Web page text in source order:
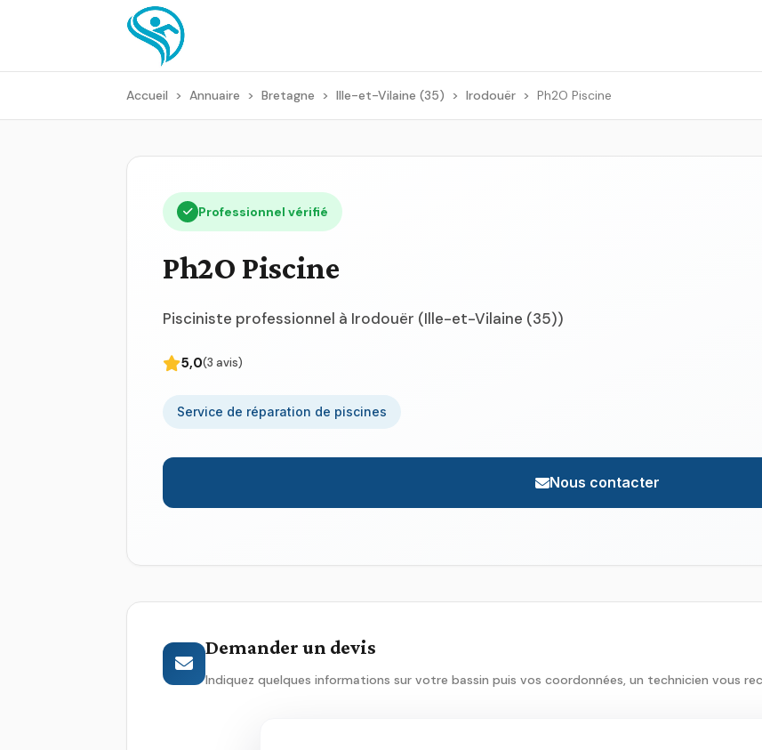
Accueil > Annuaire > Bretagne > Ille-et-Vilaine (35) > Irodouër > Ph2O Piscine
Professionnel vérifié
Ph2O Piscine
Pisciniste professionnel à Irodouër (Ille-et-Vilaine (35))
5,0(3 avis)
Service de réparation de piscines
Nous contacter
Demander un devis
Indiquez quelques informations sur votre bassin puis vos coordonnées, un technicien vous